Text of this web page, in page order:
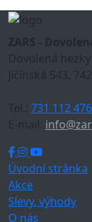
ZARS -
Dovolená
Jičínská 543,
Tel.: 731 112 476
E-mail:
Úvodní stránka
Akce
Slevy, výhody
O nás